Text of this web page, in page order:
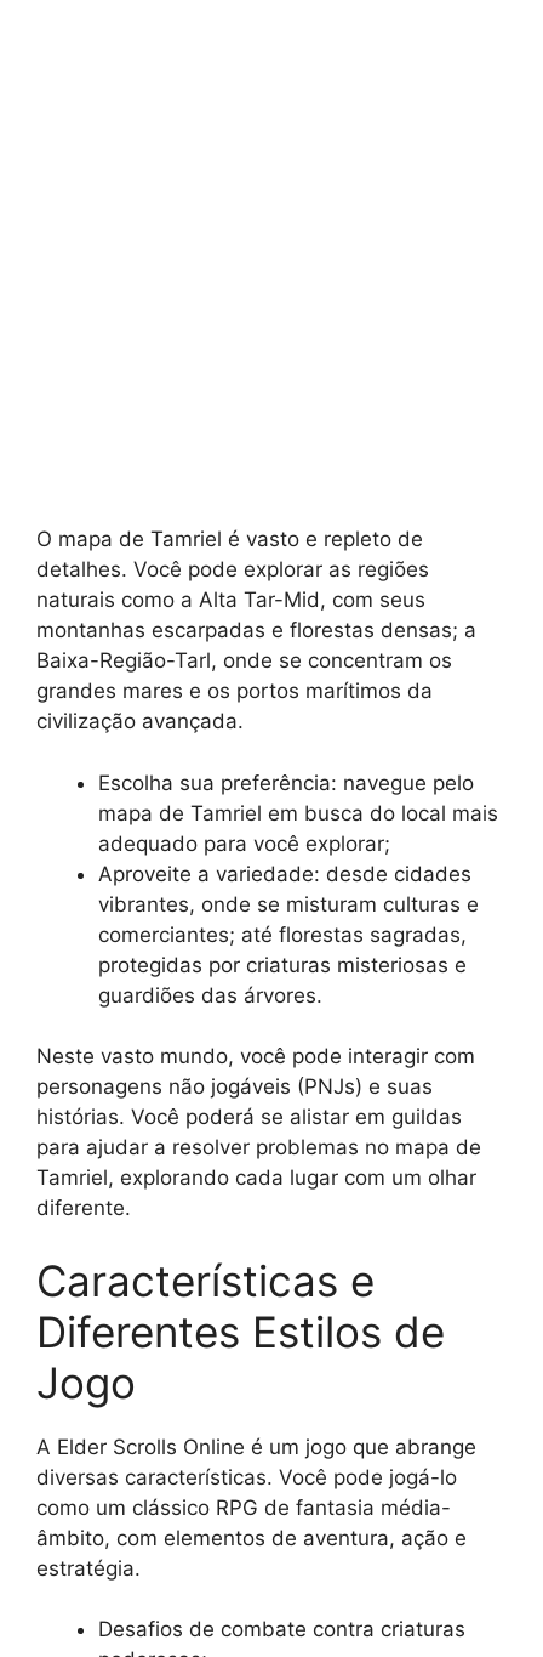
O mapa de Tamriel é vasto e repleto de
detalhes. Você pode explorar as regiões
naturais como a Alta Tar-Mid, com seus
montanhas escarpadas e florestas densas; a
Baixa-Região-Tarl, onde se concentram os
grandes mares e os portos marítimos da
civilização avançada.
Escolha sua preferência: navegue pelo
mapa de Tamriel em busca do local mais
adequado para você explorar;
Aproveite a variedade: desde cidades
vibrantes, onde se misturam culturas e
comerciantes; até florestas sagradas,
protegidas por criaturas misteriosas e
guardiões das árvores.
Neste vasto mundo, você pode interagir com
personagens não jogáveis (PNJs) e suas
histórias. Você poderá se alistar em guildas
para ajudar a resolver problemas no mapa de
Tamriel, explorando cada lugar com um olhar
diferente.
Características e
Diferentes Estilos de
Jogo
A Elder Scrolls Online é um jogo que abrange
diversas características. Você pode jogá-lo
como um clássico RPG de fantasia média-
âmbito, com elementos de aventura, ação e
estratégia.
Desafios de combate contra criaturas